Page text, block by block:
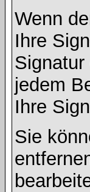
Wenn
Ihre
jedem
Ihre
Sie